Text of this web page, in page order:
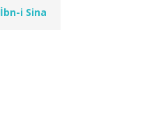
İbn-i Sina